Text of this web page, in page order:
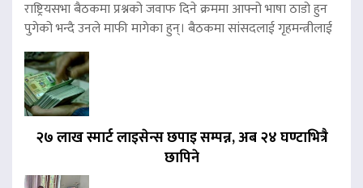
राष्ट्रियसभा बैठकमा प्रश्नको जवाफ दिने क्रममा आफ्नो भाषा ठाडो हुन
पुगेको भन्दै उनले माफी मागेका हुन्। बैठकमा सांसदलाई गृहमन्त्रीलाई
२७ लाख स्मार्ट लाइसेन्स छपाइ सम्पन्न, अब २४ घण्टाभित्रै
छापिने